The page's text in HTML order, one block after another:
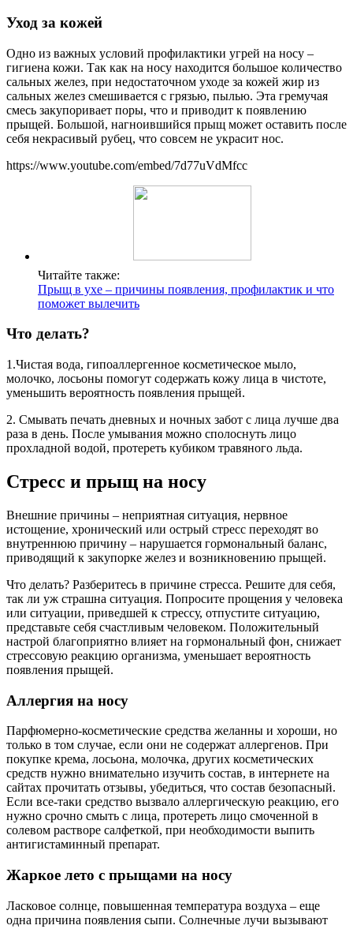
Уход за кожей
Одно из важных условий профилактики угрей на носу –
гигиена кожи. Так как на носу находится большое количество
сальных желез, при недостаточном уходе за кожей жир из
сальных желез смешивается с грязью, пылью. Эта гремучая
смесь закупоривает поры, что и приводит к появлению
прыщей. Большой, нагноившийся прыщ может оставить после
себя некрасивый рубец, что совсем не украсит нос.
https://www.youtube.com/embed/7d77uVdMfcc
Читайте также:
Прыщ в ухе – причины появления, профилактик и что
поможет вылечить
Что делать?
1.Чистая вода, гипоаллергенное косметическое мыло,
молочко, лосьоны помогут содержать кожу лица в чистоте,
уменьшить вероятность появления прыщей.
2. Смывать печать дневных и ночных забот с лица лучше два
раза в день. После умывания можно сполоснуть лицо
прохладной водой, протереть кубиком травяного льда.
Стресс и прыщ на носу
Внешние причины – неприятная ситуация, нервное
истощение, хронический или острый стресс переходят во
внутреннюю причину – нарушается гормональный баланс,
приводящий к закупорке желез и возникновению прыщей.
Что делать? Разберитесь в причине стресса. Решите для себя,
так ли уж страшна ситуация. Попросите прощения у человека
или ситуации, приведшей к стрессу, отпустите ситуацию,
представьте себя счастливым человеком. Положительный
настрой благоприятно влияет на гормональный фон, снижает
стрессовую реакцию организма, уменьшает вероятность
появления прыщей.
Аллергия на носу
Парфюмерно-косметические средства желанны и хороши, но
только в том случае, если они не содержат аллергенов. При
покупке крема, лосьона, молочка, других косметических
средств нужно внимательно изучить состав, в интернете на
сайтах прочитать отзывы, убедиться, что состав безопасный.
Если все-таки средство вызвало аллергическую реакцию, его
нужно срочно смыть с лица, протереть лицо смоченной в
солевом растворе салфеткой, при необходимости выпить
антигистаминный препарат.
Жаркое лето с прыщами на носу
Ласковое солнце, повышенная температура воздуха – еще
одна причина появления сыпи. Солнечные лучи вызывают